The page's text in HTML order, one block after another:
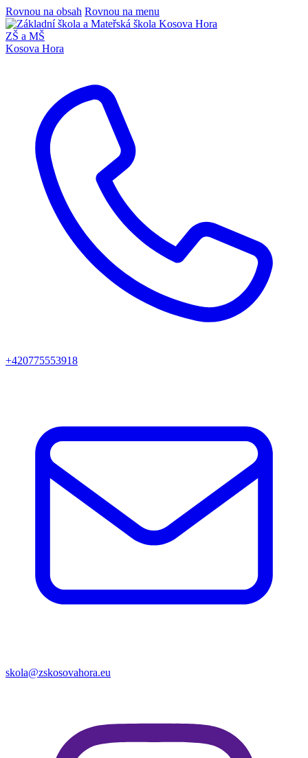
Rovnou na obsah Rovnou na menu
ZŠ a MŠ
Kosova Hora
+420775553918
skola@zskosovahora.eu